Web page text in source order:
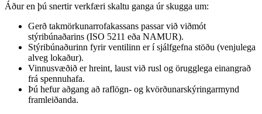
Áður en þú snertir verkfæri skaltu ganga úr skugga um:
Gerð takmörkunarrofakassans passar við viðmót
stýribúnaðarins (ISO 5211 eða NAMUR).
Stýribúnaðurinn fyrir ventilinn er í sjálfgefna stöðu (venjulega
alveg lokaður).
Vinnusvæðið er hreint, laust við rusl og örugglega einangrað
frá spennuhafa.
Þú hefur aðgang að raflögn- og kvörðunarskýringarmynd
framleiðanda.